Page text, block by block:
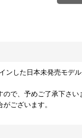
した日本未発売モデル
で、予めご了承下さい
ございます。